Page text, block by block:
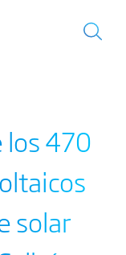
los 470
solar